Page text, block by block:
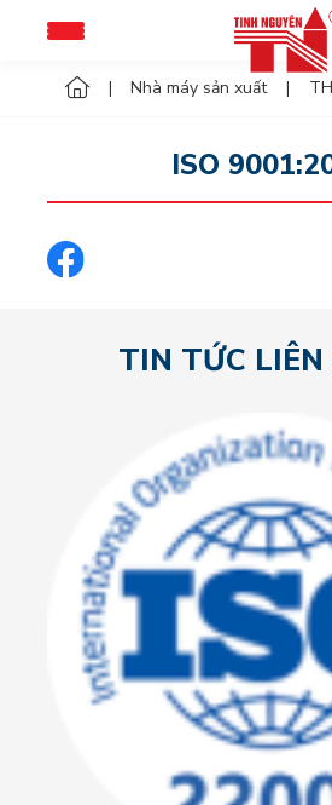
Nhà máy sản xuất
ISO
TIN TỨC LIÊN